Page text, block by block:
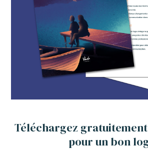
Téléchargez
pour un bon